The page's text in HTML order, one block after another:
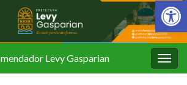
Barra de
Levy Gasparian